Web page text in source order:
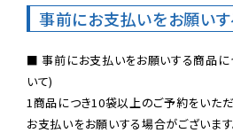
事前にお支払いをお願い
■ 事前にお支払いをお願いする商品に
いて)
1商品につき10袋以上のご予約をいた
お支払いをお願いする場合がございます